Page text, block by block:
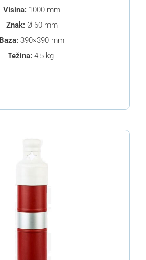
Visina: 1000 mm
Znak: Ø 60 mm
Baza: 390×390 mm
Težina: 4,5 kg